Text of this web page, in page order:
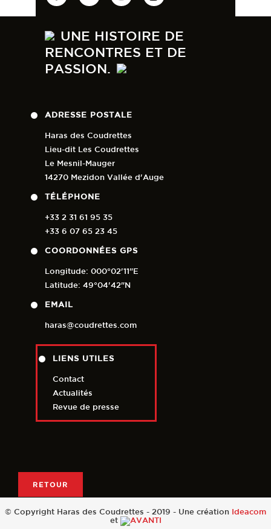
RETOUR
UNE HISTOIRE DE
RENCONTRES ET DE
PASSION.
ADRESSE POSTALE
Haras des Coudrettes
Lieu-dit Les Coudrettes
Le Mesnil-Mauger
14270 Mezidon Vallée d'Auge
TÉLÉPHONE
+33 2 31 61 95 35
+33 6 07 65 23 45
COORDONNÉES GPS
Longitude: 000°02'11"E
Latitude: 49°04'42"N
EMAIL
haras@coudrettes.com
LIENS UTILES
Contact
Actualités
Revue de presse
© Copyright Haras des Coudrettes - 2019 - Une création Ideacom
et